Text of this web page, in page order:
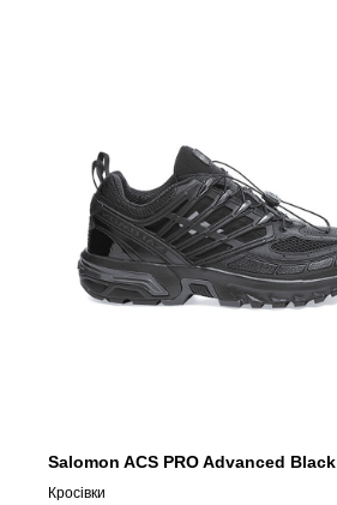
Salomon ACS PRO Advanced Black
Кросівки